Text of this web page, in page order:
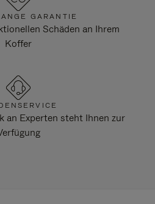
GARANTIE
Schäden an Ihrem
Koffer
an Experten steht Ihnen zur